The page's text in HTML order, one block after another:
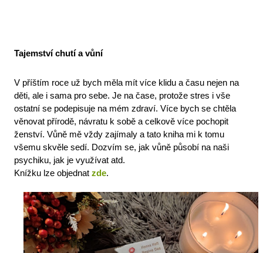
Tajemství chutí a vůní
V příštím roce už bych měla mít více klidu a času nejen na
děti, ale i sama pro sebe. Je na čase, protože stres i vše
ostatní se podepisuje na mém zdraví. Více bych se chtěla
věnovat přírodě, návratu k sobě a celkově více pochopit
ženství. Vůně mě vždy zajímaly a tato kniha mi k tomu
všemu skvěle sedí. Dozvím se, jak vůně působí na naši
psychiku, jak je využívat atd.
Knížku lze objednat zde.